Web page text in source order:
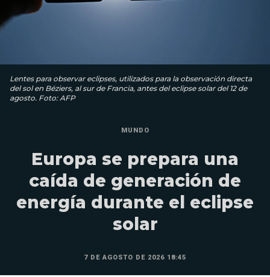
Lentes para observar eclipses, utilizados para la observación directa
del sol en Béziers, al sur de Francia, antes del eclipse solar del 12 de
agosto. Foto: AFP
MUNDO
Europa se prepara una
caída de generación de
energía durante el eclipse
solar
7 DE AGOSTO DE 2026 18:45